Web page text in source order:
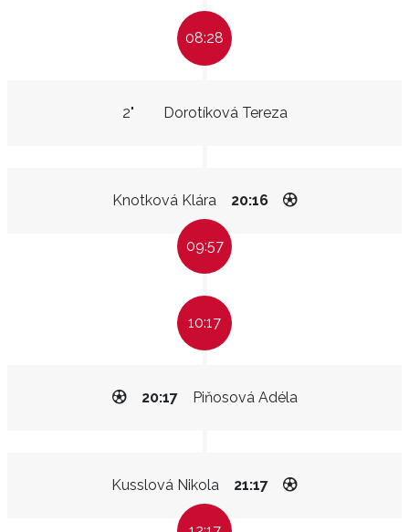
08:28
Dorotíková Tereza
2"
Knotková Klára 20:16
09:57
10:17
Piňosová Adéla
20:17
Kusslová Nikola 21:17